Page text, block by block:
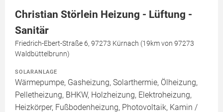
Christian Störlein Heizung - Lüftung -
Sanitär
Friedrich-Ebert-Straße 6, 97273 Kürnach (19km von 97273
Waldbüttelbrunn)
SOLARANLAGE
Wärmepumpe, Gasheizung, Solarthermie, Ölheizung,
Pelletheizung, BHKW, Holzheizung, Elektroheizung,
Heizkörper, Fußbodenheizung, Photovoltaik, Kamin /